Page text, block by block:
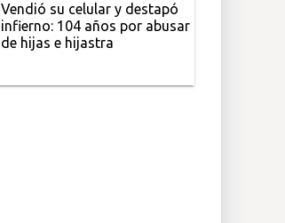
Vendió su celular y destapó
infierno: 104 años por abusar
de hijas e hijastra